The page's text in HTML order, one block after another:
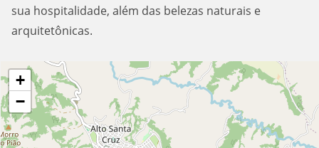
sua hospitalidade, além das belezas naturais e
arquitetônicas.
+
−